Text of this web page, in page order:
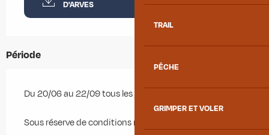
TRAIL
PÊCHE
GRIMPER ET VOLER
D'ARVES
Période
Du 20/06 au 22/09 tous les jours.
Sous réserve de conditions météo favorables.